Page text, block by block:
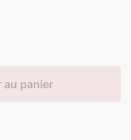
au panier